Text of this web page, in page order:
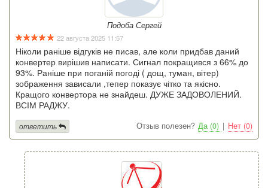
Подоба Сергей
22 августа 2025 11:57
Ніколи раніше відгуків не писав, але коли придбав даний
конвертер вирішив написати. Сигнал покращився з 66% до
93%. Раніше при поганій погоді ( дощ, туман, вітер)
зображення зависали ,тепер показує чітко та якісно.
Кращого конвертора не знайдеш. ДУЖЕ ЗАДОВОЛЕНИЙ.
ВСІМ РАДЖУ.
Отзыв полезен? Да (0) | Нет (0)
ответить